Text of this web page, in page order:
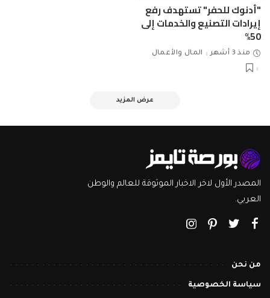
"أدنوك للحفر" تستهدف رفع
إيرادات التصنيع والخدمات إلى
50%
منذ 3 أشهر المال والأعمال
عرض المزيد
المصدر الأول لاخر الاخبار الموثوقة للعالم والوطن
العربي.
من نحن
سياسة الخصوصية